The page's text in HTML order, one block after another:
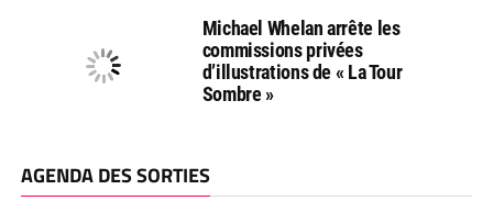
Michael Whelan arrête les
commissions privées
d’illustrations de « La Tour
Sombre »
AGENDA DES SORTIES